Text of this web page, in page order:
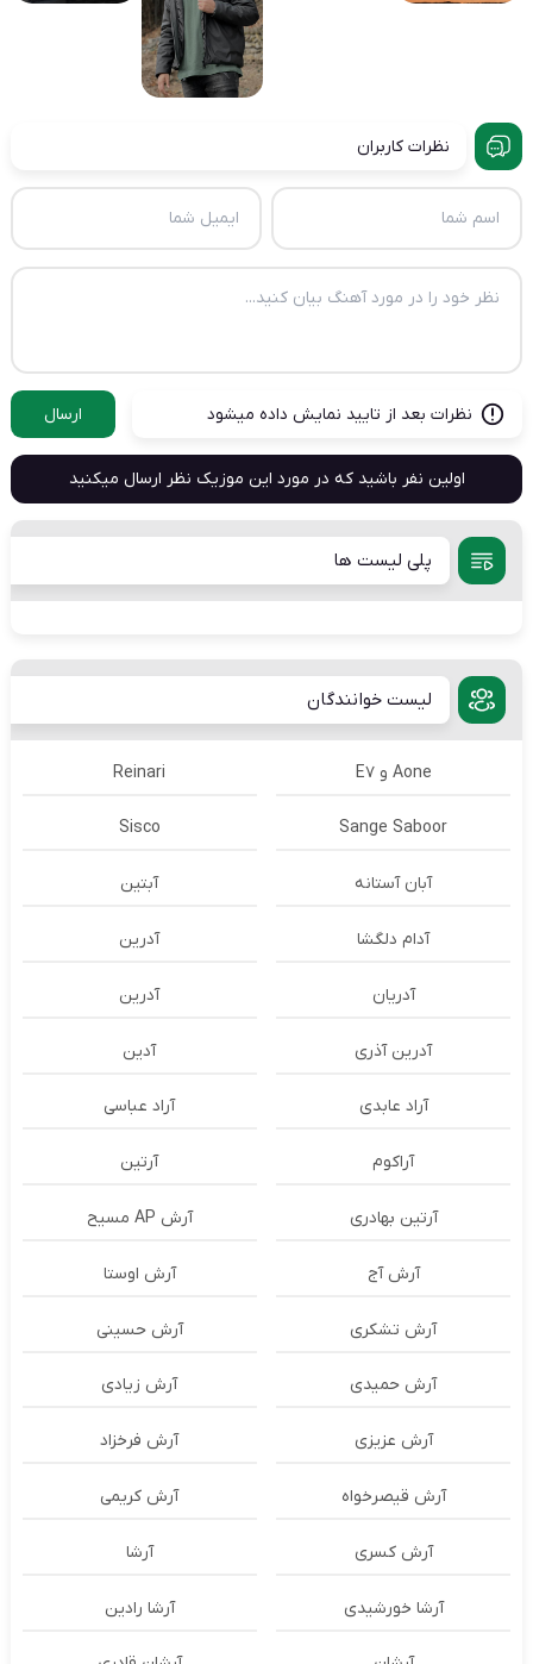
نظرات کاربران
نظرات بعد از تایید نمایش داده میشود ارسال
اولین نفر باشید که در مورد این موزیک نظر ارسال میکنید
پلی لیست ها
لیست خوانندگان
Aone و E7 Reinari
Sange Saboor
Sisco
آبان آستانه آبتین
آدام دلگشا آدرين
آدریان آدرین
آدرین آذری آدین
آراد عابدی آراد عباسی
آراکوم آرتین
آرتین بهادری آرش AP مسیح
آرش آج آرش اوستا
آرش تشکری آرش حسینی
آرش حمیدی آرش زیادی
آرش عزیزی آرش فرخزاد
آرش قیصرخواه آرش کریمی
آرش کسری آرشا
آرشا خورشیدی آرشا رادین